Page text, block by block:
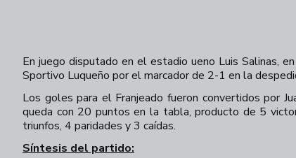
En juego disputado en el estadio ueno Luis Salinas,
Sportivo Luqueño por el marcador de 2-1 en la
Los goles para el Franjeado fueron convertidos por
queda con 20 puntos en la tabla, producto de 5
triunfos, 4 paridades y 3 caídas.
Síntesis del partido: